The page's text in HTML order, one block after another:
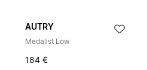
AUTRY
Medalist Low
184 €